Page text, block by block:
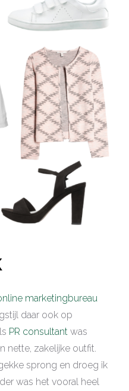
marketingbureau
daar ook op
PR consultant was
nette, zakelijke outfit.
sprong en droeg ik
was het vooral heel